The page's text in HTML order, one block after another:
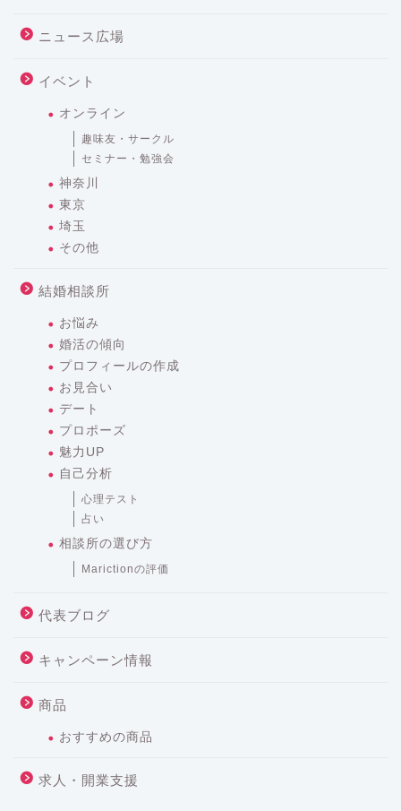
ニュース広場
イベント
オンライン
趣味友・サークル
セミナー・勉強会
神奈川
東京
埼玉
その他
結婚相談所
お悩み
婚活の傾向
プロフィールの作成
お見合い
デート
プロポーズ
魅力UP
自己分析
心理テスト
占い
相談所の選び方
Marictionの評価
代表ブログ
キャンペーン情報
商品
おすすめの商品
求人・開業支援